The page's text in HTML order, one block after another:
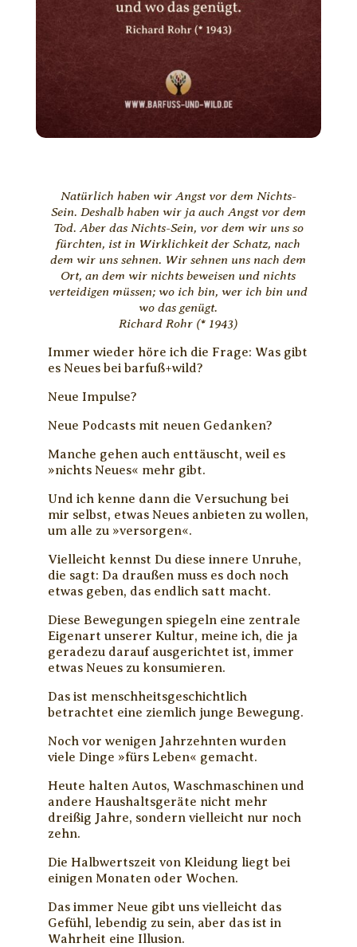
Natürlich haben wir Angst vor dem Nichts-
Sein. Deshalb haben wir ja auch Angst vor dem
Tod. Aber das Nichts-Sein, vor dem wir uns so
fürchten, ist in Wirklichkeit der Schatz, nach
dem wir uns sehnen. Wir sehnen uns nach dem
Ort, an dem wir nichts beweisen und nichts
verteidigen müssen; wo ich bin, wer ich bin und
wo das genügt.
Richard Rohr (* 1943)
Immer wieder höre ich die Frage: Was gibt
es Neues bei barfuß+wild?
Neue Impulse?
Neue Podcasts mit neuen Gedanken?
Manche gehen auch enttäuscht, weil es
»nichts Neues« mehr gibt.
Und ich kenne dann die Versuchung bei
mir selbst, etwas Neues anbieten zu wollen,
um alle zu »versorgen«.
Vielleicht kennst Du diese innere Unruhe,
die sagt: Da draußen muss es doch noch
etwas geben, das endlich satt macht.
Diese Bewegungen spiegeln eine zentrale
Eigenart unserer Kultur, meine ich, die ja
geradezu darauf ausgerichtet ist, immer
etwas Neues zu konsumieren.
Das ist menschheitsgeschichtlich
betrachtet eine ziemlich junge Bewegung.
Noch vor wenigen Jahrzehnten wurden
viele Dinge »fürs Leben« gemacht.
Heute halten Autos, Waschmaschinen und
andere Haushaltsgeräte nicht mehr
dreißig Jahre, sondern vielleicht nur noch
zehn.
Die Halbwertszeit von Kleidung liegt bei
einigen Monaten oder Wochen.
Das immer Neue gibt uns vielleicht das
Gefühl, lebendig zu sein, aber das ist in
Wahrheit eine Illusion.